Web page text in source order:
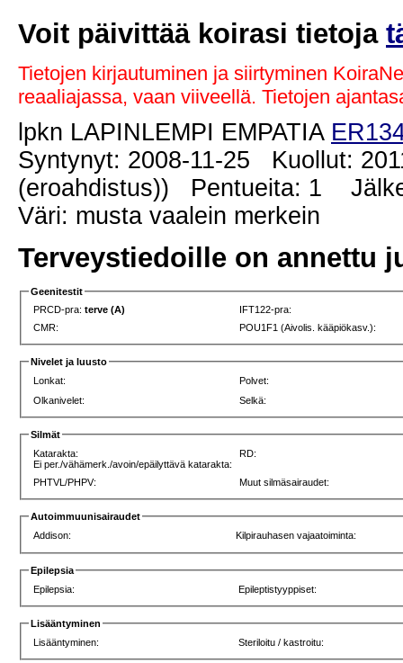
Voit päivittää koirasi tietoja
Tietojen kirjautuminen ja siirtyminen
reaaliajassa, vaan viiveellä. Tietojen
lpkn LAPINLEMPI EMPATIA
Syntynyt: 2008-11-25 Kuollut:
(eroahdistus)) Pentueita: 1
Väri: musta vaalein merkein
Terveystiedoille on annettu
Geenitestit
PRCD-pra:terve (A)
IFT122-pra:
CMR:
POU1F1 (Aivolis. kääpiökasv.):
Nivelet ja luusto
Lonkat:
Polvet:
Olkanivelet:
Selkä:
Silmät
Katarakta:
Ei per./vähämerk./avoin/epäilyttävä katarakta:
RD:
PHTVL/PHPV: Muut silmäsairaudet:
Autoimmuunisairaudet
Addison:
Kilpirauhasen vajaatoiminta:
Epilepsia
Epilepsia:
Epileptistyyppiset:
Lisääntyminen
Lisääntyminen:
Steriloitu / kastroitu: